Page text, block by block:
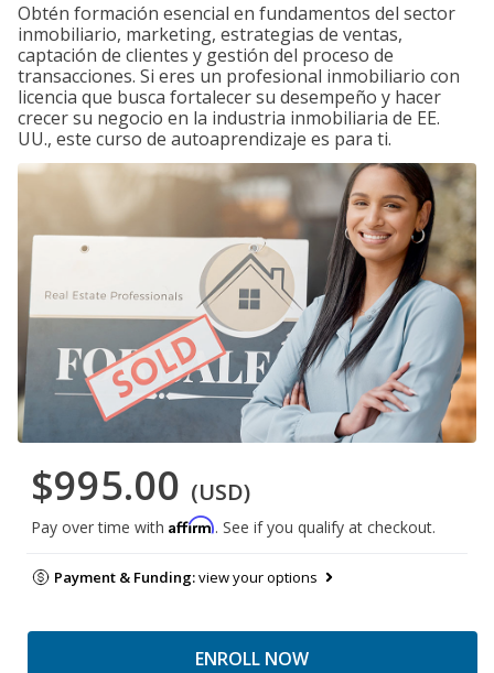
Obtén formación esencial en fundamentos del sector
inmobiliario, marketing, estrategias de ventas,
captación de clientes y gestión del proceso de
transacciones. Si eres un profesional inmobiliario con
licencia que busca fortalecer su desempeño y hacer
crecer su negocio en la industria inmobiliaria de EE.
UU., este curso de autoaprendizaje es para ti.
$995.00 (USD)
Pay over time with Affirm. See if you qualify at checkout.
Payment & Funding:view your options
ENROLL NOW